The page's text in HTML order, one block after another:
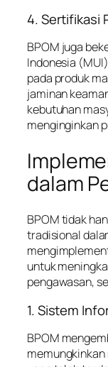
4. Sertifikasi
BPOM juga
Indonesia
pada produk
jaminan
kebutuhan
menginginkan
dalam
BPOM tidak
tradisional
untuk
pengawasan,
1. Sistem
BPOM